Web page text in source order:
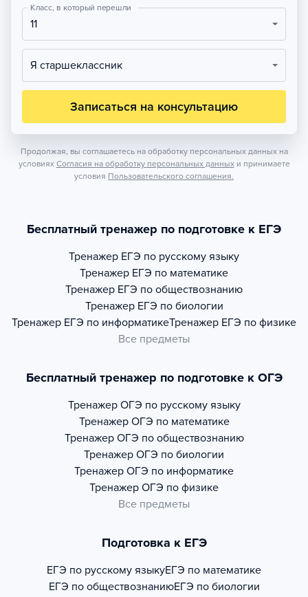
Класс, в который перешли
11
Я старшеклассник
Записаться на консультацию
Продолжая, вы соглашаетесь на обработку персональных данных на
условиях Согласия на обработку персональных данных и принимаете
условия Пользовательского соглашения.
Бесплатный тренажер по подготовке к ЕГЭ
Тренажер ЕГЭ по русскому языку
Тренажер ЕГЭ по математике
Тренажер ЕГЭ по обществознанию
Тренажер ЕГЭ по биологии
Тренажер ЕГЭ по информатикеТренажер ЕГЭ по физике
Все предметы
Бесплатный тренажер по подготовке к ОГЭ
Тренажер ОГЭ по русскому языку
Тренажер ОГЭ по математике
Тренажер ОГЭ по обществознанию
Тренажер ОГЭ по биологии
Тренажер ОГЭ по информатике
Тренажер ОГЭ по физике
Все предметы
Подготовка к ЕГЭ
ЕГЭ по русскому языкуЕГЭ по математике
ЕГЭ по обществознаниюЕГЭ по биологии